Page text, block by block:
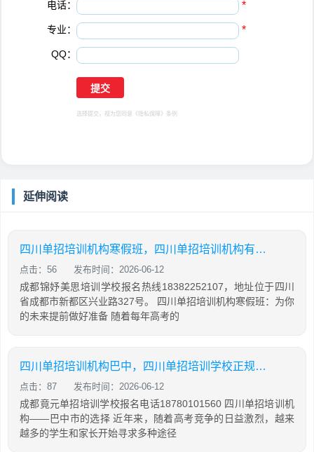
电话： *
专业： *
QQ：
选择提交，视为您同意 《隐私保障》 条例
延伸阅读
四川单招培训机构寒假班，四川单招培训机构有哪些
点击：56 发布时间：2026-06-12
成都锦妤美思培训学校报名热线18382252107，地址位于四川
省成都市新都区兴业路327号。 四川单招培训机构寒假班：为你
的未来提前做好准备 随着每年高考的
四川单招培训机构巴中，四川单招培训学校正规学校
点击：87 发布时间：2026-06-12
成都竟元单招培训学校报名电话18780101560 四川单招培训机
构——巴中市的选择 近年来，随着高考竞争的日益激烈，越来
越多的学生和家长开始寻求多种途径